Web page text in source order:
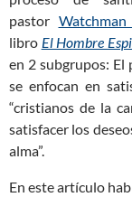
pastor
libro El Hombre
en 2 subgrupos: El
se enfocan en
“cristianos de la
satisfacer los
alma”.
En este artículo